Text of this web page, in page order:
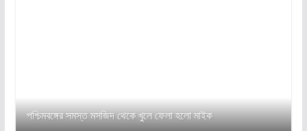
পশ্চিমবঙ্গের সমস্ত মসজিদ থেকে খুলে ফেলা হলো মাইক